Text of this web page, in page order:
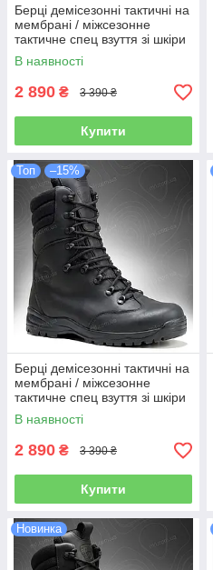
Берці демісезонні тактичні на
мембрані / міжсезонне
тактичне спец взуття зі шкіри
OMEGA Stimul (dark brown)
В наявності
2 890 ₴ 3 390 ₴
Купити
Топ –15%
Берці демісезонні тактичні на
мембрані / міжсезонне
тактичне спец взуття зі шкіри
OMEGA Stimul (black)
В наявності
2 890 ₴ 3 390 ₴
Купити
Новинка